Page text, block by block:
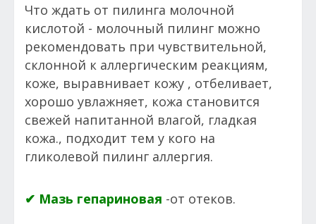
Что ждать от пилинга молочной
кислотой - молочный пилинг можно
рекомендовать при чувствительной,
склонной к аллергическим реакциям,
коже, выравнивает кожу , отбеливает,
хорошо увлажняет, кожа становится
свежей напитанной влагой, гладкая
кожа., подходит тем у кого на
гликолевой пилинг аллергия.
✔ Мазь гепариновая -от отеков.